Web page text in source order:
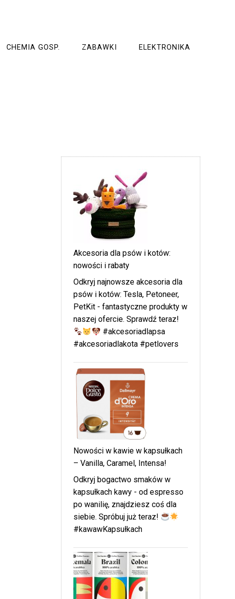
CHEMIA GOSP. ZABAWKI ELEKTRONIKA
Akcesoria dla psów i kotów:
nowości i rabaty
Odkryj najnowsze akcesoria dla
psów i kotów: Tesla, Petoneer,
PetKit - fantastyczne produkty w
naszej ofercie. Sprawdź teraz!
#akcesoriadlapsa
#akcesoriadlakota #petlovers
Nowości w kawie w kapsułkach
– Vanilla, Caramel, Intensa!
Odkryj bogactwo smaków w
kapsułkach kawy - od espresso
po wanilię, znajdziesz coś dla
siebie. Spróbuj już teraz!
#kawawKapsułkach